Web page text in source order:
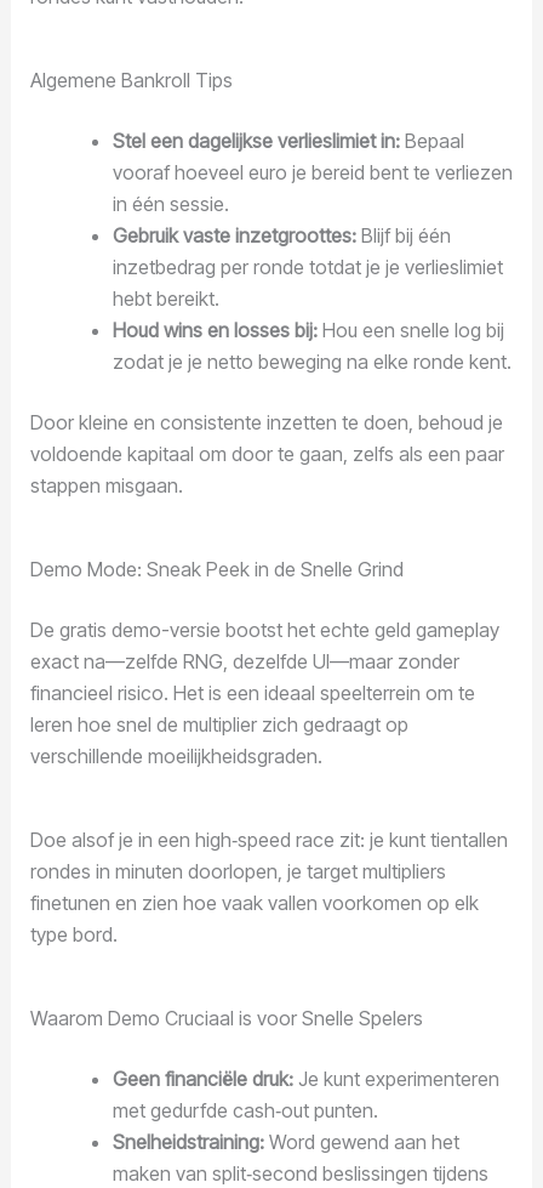
Algemene Bankroll Tips
Stel een dagelijkse verlieslimiet in:Bepaal
vooraf hoeveel euro je bereid bent te verliezen
in één sessie.
Gebruik vaste inzetgroottes:Blijf bij één
inzetbedrag per ronde totdat je je verlieslimiet
hebt bereikt.
Houd wins en losses bij:Hou een snelle log bij
zodat je je netto beweging na elke ronde kent.
Door kleine en consistente inzetten te doen, behoud je
voldoende kapitaal om door te gaan, zelfs als een paar
stappen misgaan.
Demo Mode: Sneak Peek in de Snelle Grind
De gratis demo-versie bootst het echte geld gameplay
exact na—zelfde RNG, dezelfde UI—maar zonder
financieel risico. Het is een ideaal speelterrein om te
leren hoe snel de multiplier zich gedraagt op
verschillende moeilijkheidsgraden.
Doe alsof je in een high‑speed race zit: je kunt tientallen
rondes in minuten doorlopen, je target multipliers
finetunen en zien hoe vaak vallen voorkomen op elk
type bord.
Waarom Demo Cruciaal is voor Snelle Spelers
Geen financiële druk:Je kunt experimenteren
met gedurfde cash‑out punten.
Snelheidstraining:Word gewend aan het
maken van split‑second beslissingen tijdens